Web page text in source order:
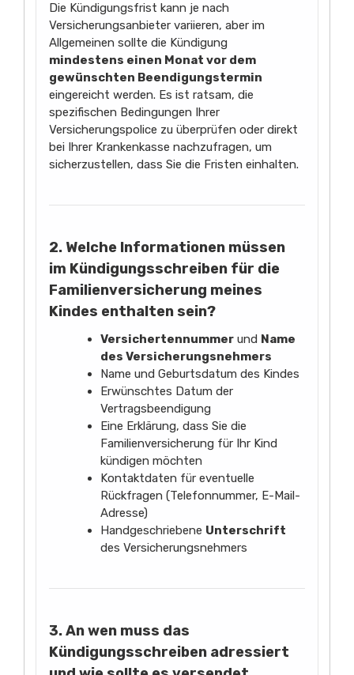
Die Kündigungsfrist kann je nach
Versicherungsanbieter variieren, aber im
Allgemeinen sollte die Kündigung
mindestens einen Monat vor dem
gewünschten Beendigungstermin
eingereicht werden. Es ist ratsam, die
spezifischen Bedingungen Ihrer
Versicherungspolice zu überprüfen oder direkt
bei Ihrer Krankenkasse nachzufragen, um
sicherzustellen, dass Sie die Fristen einhalten.
2. Welche Informationen müssen
im Kündigungsschreiben für die
Familienversicherung meines
Kindes enthalten sein?
Versichertennummer und Name
des Versicherungsnehmers
Name und Geburtsdatum des Kindes
Erwünschtes Datum der
Vertragsbeendigung
Eine Erklärung, dass Sie die
Familienversicherung für Ihr Kind
kündigen möchten
Kontaktdaten für eventuelle
Rückfragen (Telefonnummer, E-Mail-
Adresse)
Handgeschriebene Unterschrift
des Versicherungsnehmers
3. An wen muss das
Kündigungsschreiben adressiert